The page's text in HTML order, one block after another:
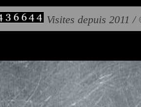
Visites depuis 2011